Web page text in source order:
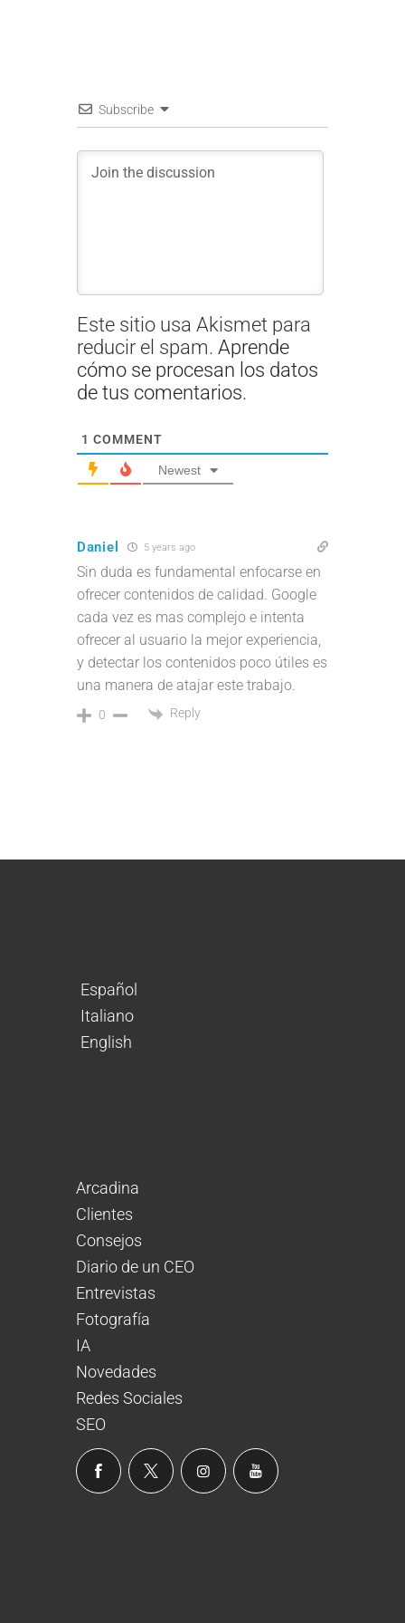
Subscribe
Este sitio usa Akismet para
reducir el spam. Aprende
cómo se procesan los datos
de tus comentarios.
1 COMMENT
Newest
Daniel 5 years ago
Sin duda es fundamental enfocarse en
ofrecer contenidos de calidad. Google
cada vez es mas complejo e intenta
ofrecer al usuario la mejor experiencia,
y detectar los contenidos poco útiles es
una manera de atajar este trabajo.
0 Reply
Español
Italiano
English
Arcadina
Clientes
Consejos
Diario de un CEO
Entrevistas
Fotografía
IA
Novedades
Redes Sociales
SEO